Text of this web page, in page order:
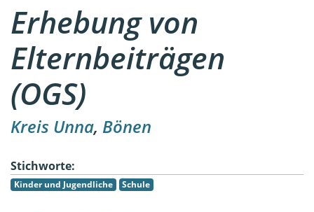
Erhebung von
Elternbeiträgen
(OGS)
Kreis Unna, Bönen
Stichworte:
Kinder und Jugendliche Schule